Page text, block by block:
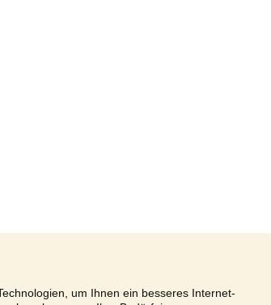
um Ihnen ein besseres Internet-